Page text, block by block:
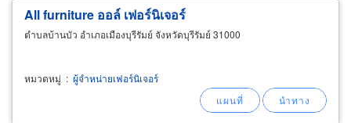
Allfurniture ออล์ เฟอร์นิเจอร์
ตำบลบ้านบัว อำเภอเมืองบุรีรัมย์ จังหวัดบุรีรัมย์ 31000
หมวดหมู่ : ผู้จำหน่ายเฟอร์นิเจอร์